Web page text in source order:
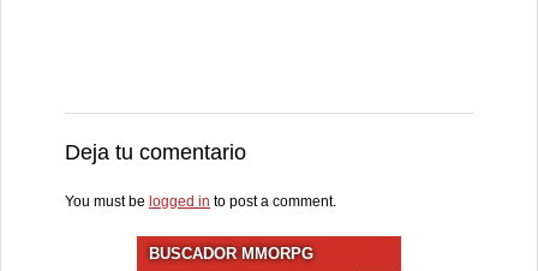
Deja tu comentario
You must be logged in to post a comment.
BUSCADOR MMORPG